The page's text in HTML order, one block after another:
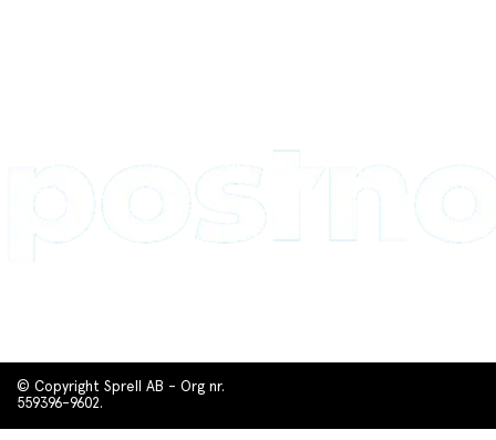
© Copyright Sprell AB - Org nr.
559396-9602.